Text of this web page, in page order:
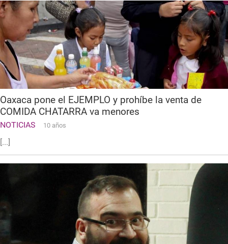
Oaxaca pone el EJEMPLO y prohíbe la venta de
COMIDA CHATARRA va menores
NOTICIAS 10 años
[...]